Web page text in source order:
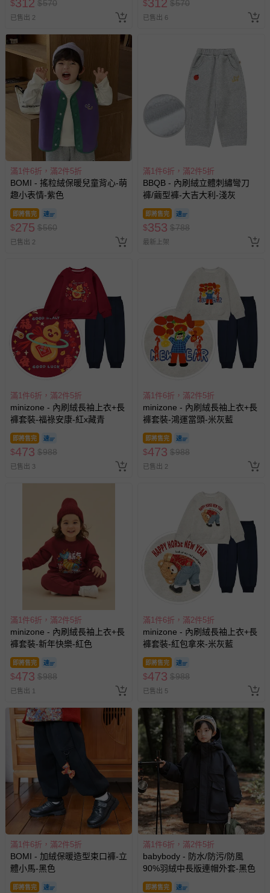
$312 $570
已售出 2
$312 $570
已售出 6
滿1件6折，滿2件5折
BOMI - 搖粒絨保暖兒童背心-萌
趣小表情-紫色
即將售完
$275 $560
已售出 2
滿1件6折，滿2件5折
BBQB - 內刷絨立體刺繡彎刀
褲/繭型褲-大吉大利-淺灰
即將售完
$353 $788
最新上架
滿1件6折，滿2件5折
minizone - 內刷絨長袖上衣+長
褲套裝-福祿安康-紅x藏青
即將售完
$473 $988
已售出 3
滿1件6折，滿2件5折
minizone - 內刷絨長袖上衣+長
褲套裝-鴻運當頭-米灰藍
即將售完
$473 $988
已售出 2
滿1件6折，滿2件5折
minizone - 內刷絨長袖上衣+長
褲套裝-新年快樂-紅色
即將售完
$473 $988
已售出 1
滿1件6折，滿2件5折
minizone - 內刷絨長袖上衣+長
褲套裝-紅包拿來-米灰藍
即將售完
$473 $988
已售出 5
滿1件6折，滿2件5折
BOMI - 加絨保暖造型束口褲-立
體小馬-黑色
即將售完
滿1件6折，滿2件5折
babybody - 防水/防污/防風
90%羽絨中長版連帽外套-黑色
即將售完